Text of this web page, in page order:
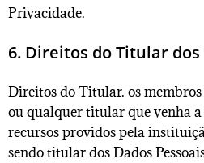
Privacidade.
6. Direitos do Titular dos
Direitos do Titular. os
ou qualquer titular que venha a
recursos providos pela
sendo titular dos Dados